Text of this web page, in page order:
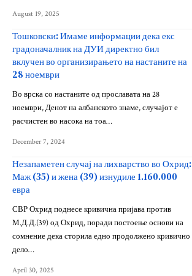
August 19, 2025
Тошковски: Имаме информации дека екс
градоначалник на ДУИ директно бил
вклучен во организирањето на настаните на
28 ноември
Во врска со настаните од прославата на 28
ноември, Денот на албанското знаме, случајот е
расчистен во насока на тоа…
December 7, 2024
Незапаметен случај на лихварство во Охрид:
Маж (35) и жена (39) изнудиле 1.160.000
евра
СВР Охрид поднесе кривична пријава против
М.Д.Д.(39) од Охрид, поради постоење основи на
сомнение дека сторила едно продолжено кривично
дело…
April 30, 2025